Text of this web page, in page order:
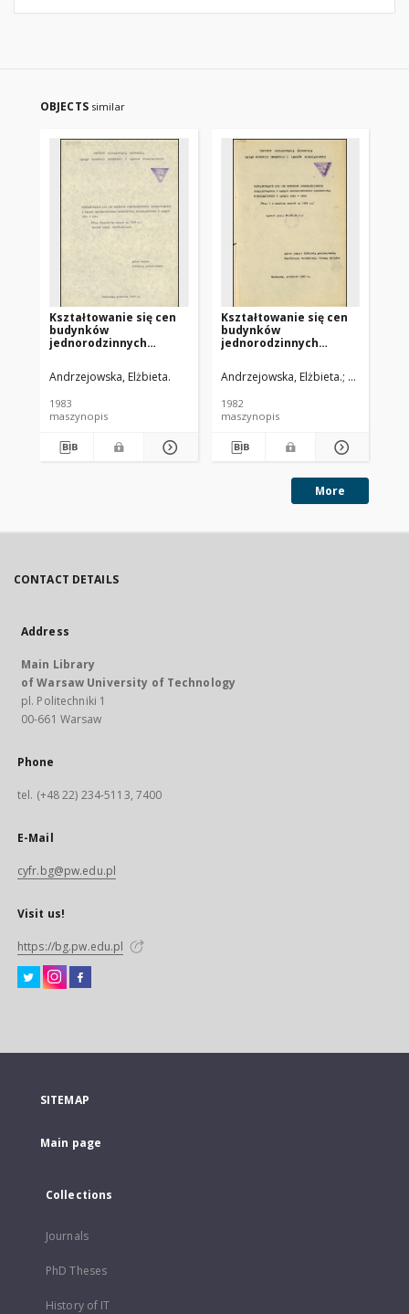
OBJECTS similar
Kształtowanie się cen
budynków
jednorodzinnych
ramach
uspołecznionego
mieszkaniowego w
latach 1981-1984. Etap
1982 rok
Andrzejowska, Elżbieta.
1983
maszynopis
Kształtowanie się cen
budynków
jednorodzinnych
ramach
uspołecznionego
mieszkaniowego w
latach 1981-1984. Etap
1981 rok
Andrzejowska, Elżbieta. Skinder,
1982
maszynopis
More
CONTACT DETAILS
Address
Main Library
of Warsaw University of Technology
pl. Politechniki 1
00-661 Warsaw
Phone
tel. (+48 22) 234-5113, 7400
E-Mail
cyfr.bg@pw.edu.pl
Visit us!
https://bg.pw.edu.pl
SITEMAP
Main page
Collections
Journals
PhD Theses
History of IT